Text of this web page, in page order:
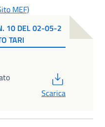
MEF)
10 DEL 02-05-2
TARI
Scarica